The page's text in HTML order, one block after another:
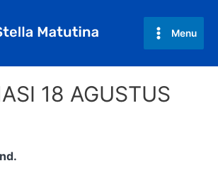
Main
Menu
Menu
18 AGUSTUS